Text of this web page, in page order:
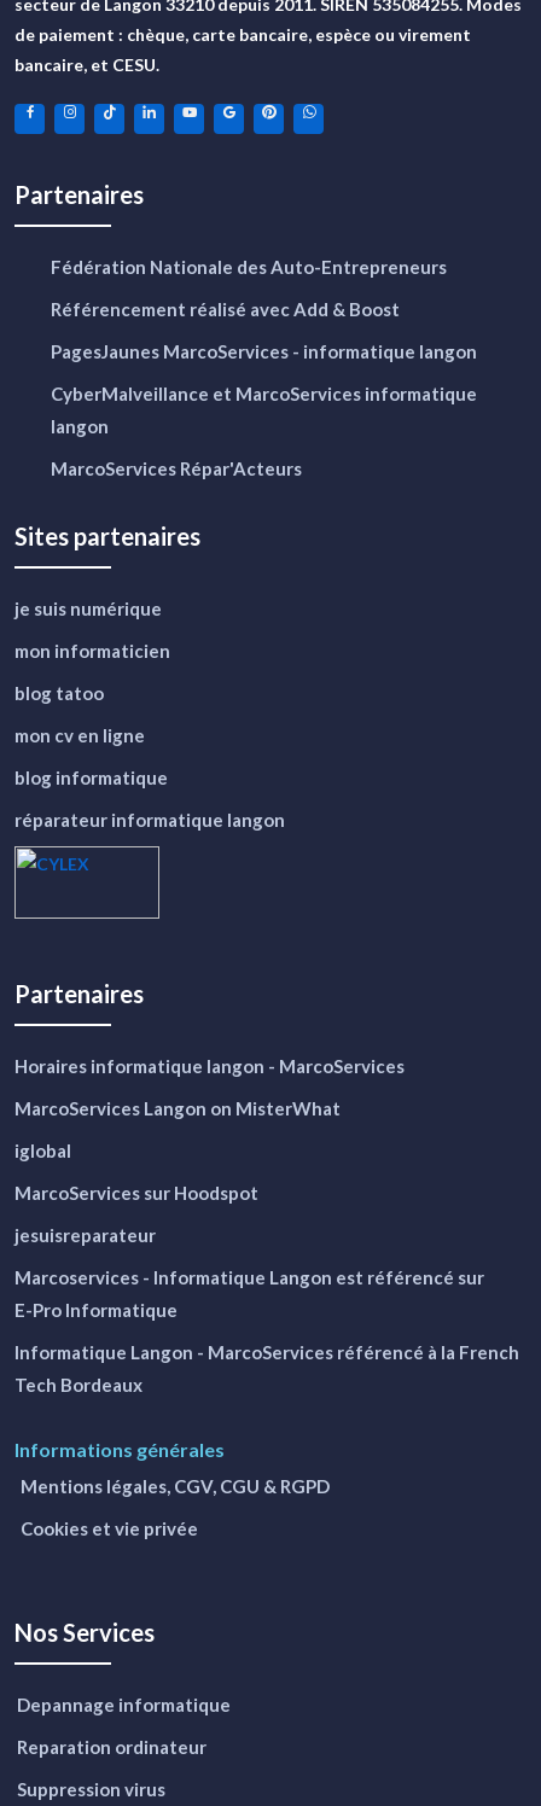
secteur de Langon 33210 depuis 2011. SIREN 535084255. Modes
de paiement : chèque, carte bancaire, espèce ou virement
bancaire, et CESU.
Partenaires
Fédération Nationale des Auto-Entrepreneurs
Référencement réalisé avec Add & Boost
PagesJaunes MarcoServices - informatique langon
CyberMalveillance et MarcoServices informatique
langon
MarcoServices Répar'Acteurs
Sites partenaires
je suis numérique
mon informaticien
blog tatoo
mon cv en ligne
blog informatique
réparateur informatique langon
Partenaires
Horaires informatique langon - MarcoServices
MarcoServices Langon on MisterWhat
iglobal
MarcoServices sur Hoodspot
jesuisreparateur
Marcoservices - Informatique Langon est référencé sur
E-Pro Informatique
Informatique Langon - MarcoServices référencé à la French
Tech Bordeaux
Informations générales
Mentions légales, CGV, CGU & RGPD
Cookies et vie privée
Nos Services
Depannage informatique
Reparation ordinateur
Suppression virus